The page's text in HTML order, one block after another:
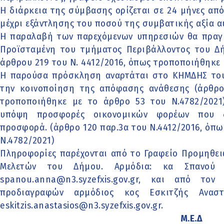
Η διάρκεια της σύμβασης ορίζεται σε 24 μήνες
μέχρι εξάντλησης του ποσού της συμβατικής αξία
Η παραλαβή των παρεχόμενων υπηρεσιών θα
Προϊσταμένη του τμήματος Περιβάλλοντος του
άρθρου 219 του Ν. 4412/2016, όπως
Η παρούσα πρόσκληση αναρτάται στο ΚΗΜΔΗΣ
την κοινοποίηση της απόφασης ανάθεσης
τροποποιήθηκε με το άρθρο 53 του Ν.4782/
υπόψη προσφορές οικονομικών φορέων που
προσφορά. (άρθρο 120 παρ.3α του Ν.4412/2016,
Ν.4782/2021)
Πληροφορίες παρέχονται από το Γραφείο
Μελετών του Δήμου. Αρμόδια: κα Σπανού
spanou.anna@n3.syzefxis.gov.gr, και από
προδιαγραφών αρμόδιος κος Εσκιτζής
eskitzis.anastasios@n3.syzefxis.gov.gr.
Μ.Ε.Δ